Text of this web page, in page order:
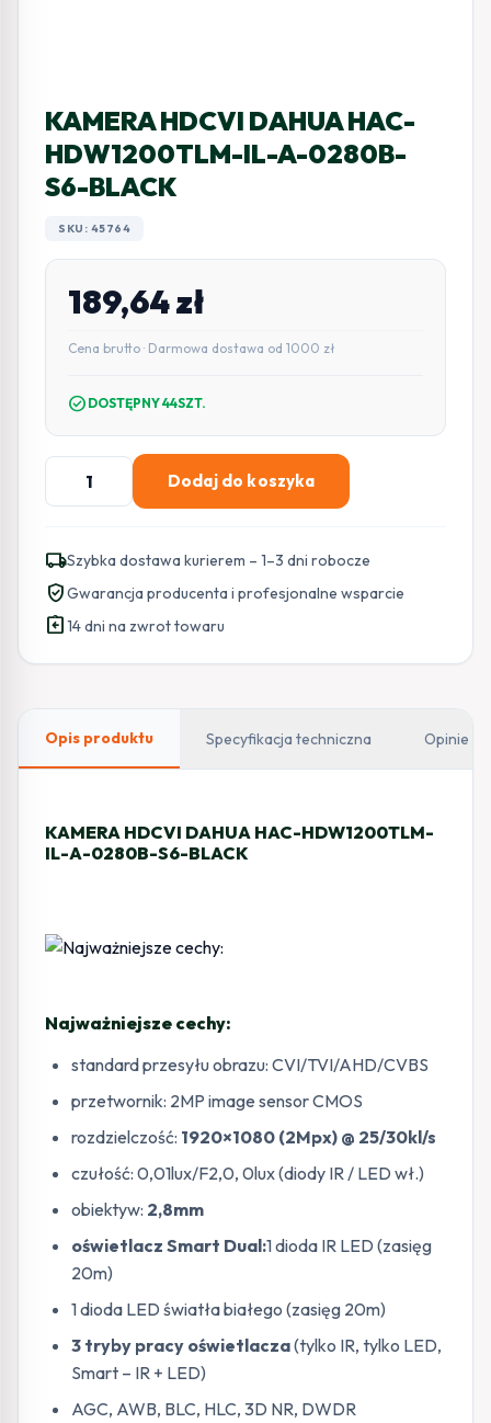
KAMERA HDCVI DAHUA HAC-
HDW1200TLM-IL-A-0280B-
S6-BLACK
SKU: 45764
189,64zł
Cena brutto · Darmowa dostawa od 1000 zł
check_circle DOSTĘPNY 44SZT.
ilość
KAMERA
DAHUA
HAC-
HDW1200TLM-
IL-
BLACK
Dodaj do koszyka
local_shippingSzybka dostawa kurierem – 1–3 dni robocze
verified_userGwarancja producenta i profesjonalne wsparcie
assignment_return14 dni na zwrot towaru
Opis produktu Specyfikacja techniczna Opinie
KAMERA HDCVI DAHUA HAC-HDW1200TLM-
IL-A-0280B-S6-BLACK
Najważniejsze cechy:
standard przesyłu obrazu: CVI/TVI/AHD/CVBS
przetwornik: 2MP image sensor CMOS
rozdzielczość: 1920×1080 (2Mpx) @ 25/30kl/s
czułość: 0,01lux/F2,0, 0lux (diody IR / LED wł.)
obiektyw: 2,8mm
oświetlacz Smart Dual:1 dioda IR LED (zasięg
20m)
1 dioda LED światła białego (zasięg 20m)
3 tryby pracy oświetlacza(tylko IR, tylko LED,
Smart – IR + LED)
AGC, AWB, BLC, HLC, 3D NR, DWDR